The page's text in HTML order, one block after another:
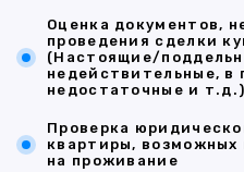
Оценка документов,
проведения сделки
(Настоящие/
недействительные, в
недостаточные и т.д.)
Проверка
квартиры, возможных
на проживание